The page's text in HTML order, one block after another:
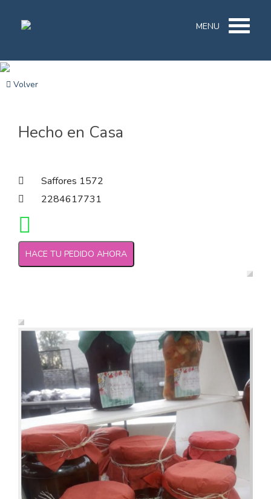
MENU
Volver
Hecho en Casa
Saffores 1572
2284617731
HACE TU PEDIDO AHORA